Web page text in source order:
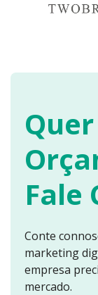
Fale
Conte
marketing
empresa
mercado.